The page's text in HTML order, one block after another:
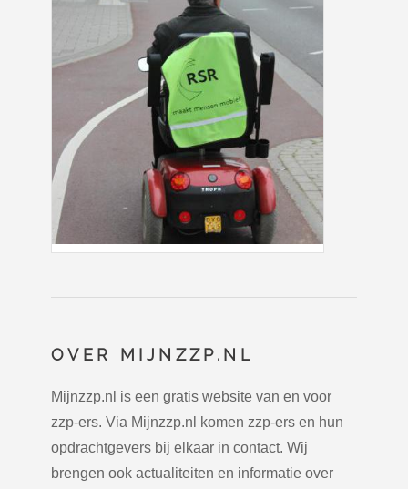
OVER MIJNZZP.NL
Mijnzzp.nl is een gratis website van en voor
zzp-ers. Via Mijnzzp.nl komen zzp-ers en hun
opdrachtgevers bij elkaar in contact. Wij
brengen ook actualiteiten en informatie over